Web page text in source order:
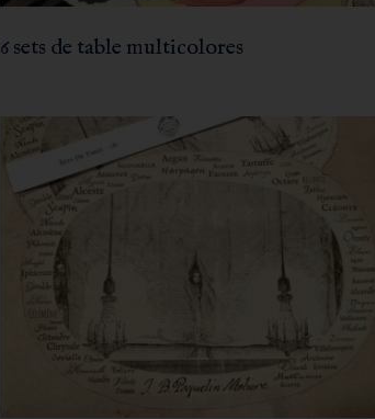
6 sets de table multicolores